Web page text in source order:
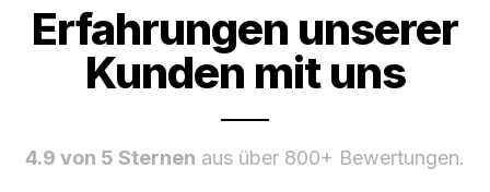
Erfahrungen unserer
Kunden mit uns
4.9 von 5 Sternen aus über 800+ Bewertungen.